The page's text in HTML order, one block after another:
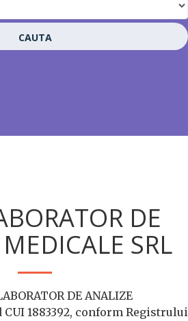
CAUTA
DE
SRL
DE ANALIZE
CUI 1883392, conform Registrului